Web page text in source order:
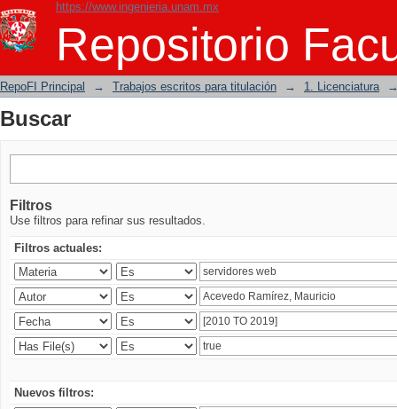
https://www.ingenieria.unam.mx
Repositorio
Buscar
RepoFI Principal → Trabajos escritos para titulación → 1. Licenciatura
Buscar
Filtros
Use filtros para refinar sus resultados.
Filtros actuales:
Nuevos filtros: